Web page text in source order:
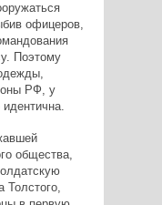
офицеров,
Поэтому
РФ, у
общества,
Толстого,